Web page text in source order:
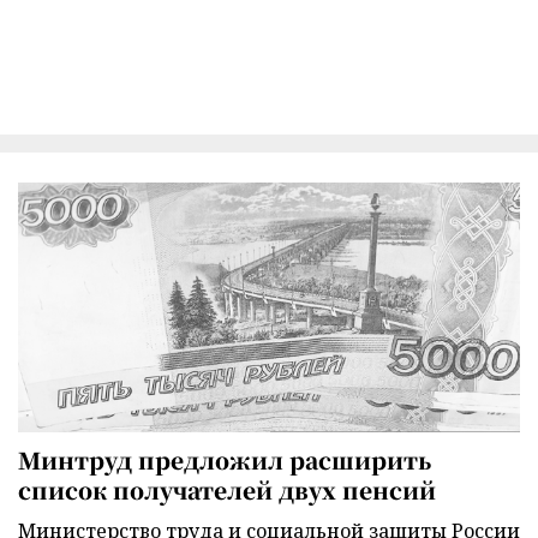
Минтруд предложил расширить
список получателей двух пенсий
Министерство труда и социальной защиты России